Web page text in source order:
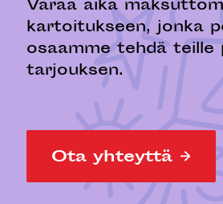
Varaa aika
kartoitukseen, jonka
osaamme tehdä teille
tarjouksen.
Ota yhteyttä